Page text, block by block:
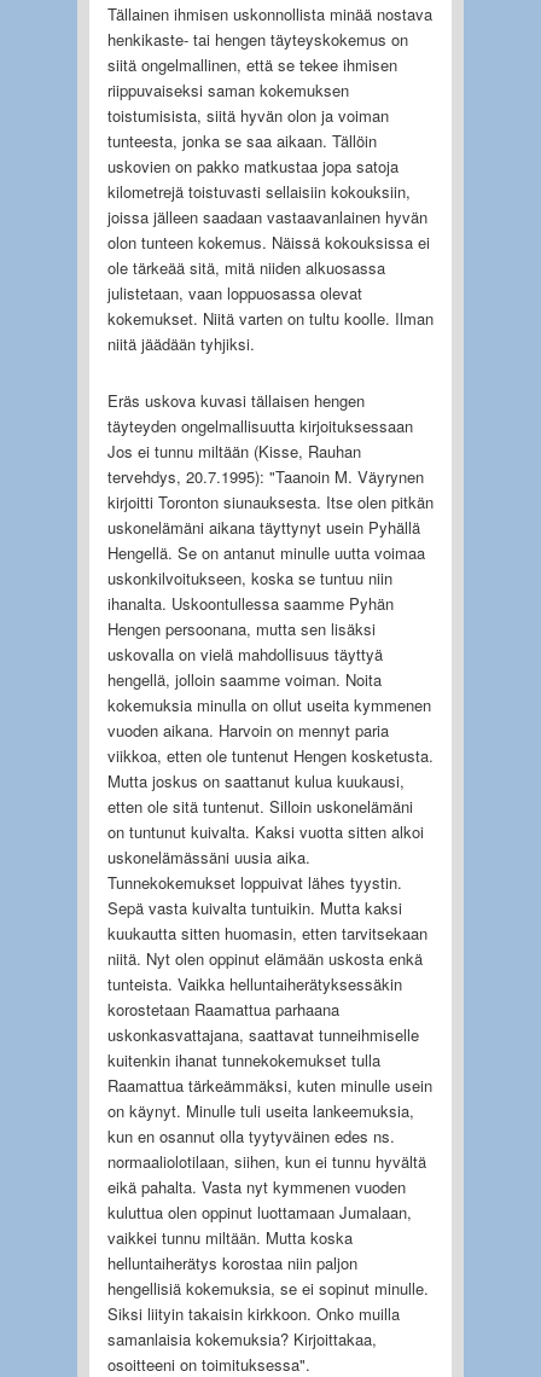
Tällainen ihmisen uskonnollista minää nostava
henkikaste- tai hengen täyteyskokemus on
siitä ongelmallinen, että se tekee ihmisen
riippuvaiseksi saman kokemuksen
toistumisista, siitä hyvän olon ja voiman
tunteesta, jonka se saa aikaan. Tällöin
uskovien on pakko matkustaa jopa satoja
kilometrejä toistuvasti sellaisiin kokouksiin,
joissa jälleen saadaan vastaavanlainen hyvän
olon tunteen kokemus. Näissä kokouksissa ei
ole tärkeää sitä, mitä niiden alkuosassa
julistetaan, vaan loppuosassa olevat
kokemukset. Niitä varten on tultu koolle. Ilman
niitä jäädään tyhjiksi.
Eräs uskova kuvasi tällaisen hengen
täyteyden ongelmallisuutta kirjoituksessaan
Jos ei tunnu miltään (Kisse, Rauhan
tervehdys, 20.7.1995): "Taanoin M. Väyrynen
kirjoitti Toronton siunauksesta. Itse olen pitkän
uskonelämäni aikana täyttynyt usein Pyhällä
Hengellä. Se on antanut minulle uutta voimaa
uskonkilvoitukseen, koska se tuntuu niin
ihanalta. Uskoontullessa saamme Pyhän
Hengen persoonana, mutta sen lisäksi
uskovalla on vielä mahdollisuus täyttyä
hengellä, jolloin saamme voiman. Noita
kokemuksia minulla on ollut useita kymmenen
vuoden aikana. Harvoin on mennyt paria
viikkoa, etten ole tuntenut Hengen kosketusta.
Mutta joskus on saattanut kulua kuukausi,
etten ole sitä tuntenut. Silloin uskonelämäni
on tuntunut kuivalta. Kaksi vuotta sitten alkoi
uskonelämässäni uusia aika.
Tunnekokemukset loppuivat lähes tyystin.
Sepä vasta kuivalta tuntuikin. Mutta kaksi
kuukautta sitten huomasin, etten tarvitsekaan
niitä. Nyt olen oppinut elämään uskosta enkä
tunteista. Vaikka helluntaiherätyksessäkin
korostetaan Raamattua parhaana
uskonkasvattajana, saattavat tunneihmiselle
kuitenkin ihanat tunnekokemukset tulla
Raamattua tärkeämmäksi, kuten minulle usein
on käynyt. Minulle tuli useita lankeemuksia,
kun en osannut olla tyytyväinen edes ns.
normaaliolotilaan, siihen, kun ei tunnu hyvältä
eikä pahalta. Vasta nyt kymmenen vuoden
kuluttua olen oppinut luottamaan Jumalaan,
vaikkei tunnu miltään. Mutta koska
helluntaiherätys korostaa niin paljon
hengellisiä kokemuksia, se ei sopinut minulle.
Siksi liityin takaisin kirkkoon. Onko muilla
samanlaisia kokemuksia? Kirjoittakaa,
osoitteeni on toimituksessa".